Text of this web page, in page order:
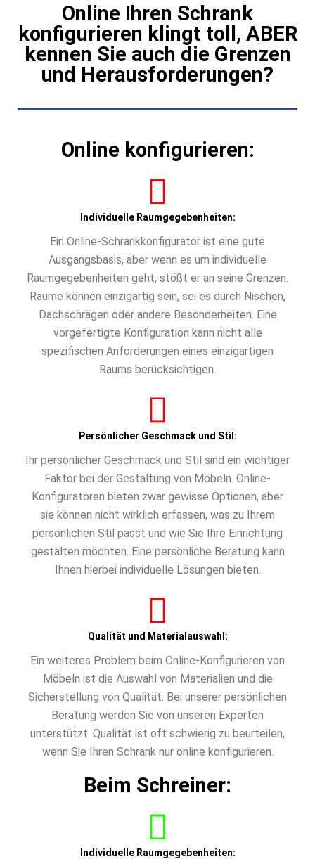
Online Ihren Schrank
konfigurieren klingt toll, ABER
kennen Sie auch die Grenzen
und Herausforderungen?
Online konfigurieren:
Individuelle Raumgegebenheiten:
Ein Online-Schrankkonfigurator ist eine gute
Ausgangsbasis, aber wenn es um individuelle
Raumgegebenheiten geht, stößt er an seine Grenzen.
Räume können einzigartig sein, sei es durch Nischen,
Dachschrägen oder andere Besonderheiten. Eine
vorgefertigte Konfiguration kann nicht alle
spezifischen Anforderungen eines einzigartigen
Raums berücksichtigen.
Persönlicher Geschmack und Stil:
Ihr persönlicher Geschmack und Stil sind ein wichtiger
Faktor bei der Gestaltung von Möbeln. Online-
Konfiguratoren bieten zwar gewisse Optionen, aber
sie können nicht wirklich erfassen, was zu Ihrem
persönlichen Stil passt und wie Sie Ihre Einrichtung
gestalten möchten. Eine persönliche Beratung kann
Ihnen hierbei individuelle Lösungen bieten.
Qualität und Materialauswahl:
Ein weiteres Problem beim Online-Konfigurieren von
Möbeln ist die Auswahl von Materialien und die
Sicherstellung von Qualität. Bei unserer persönlichen
Beratung werden Sie von unseren Experten
unterstützt. Qualität ist oft schwierig zu beurteilen,
wenn Sie Ihren Schrank nur online konfigurieren.
Beim Schreiner:
Individuelle Raumgegebenheiten: